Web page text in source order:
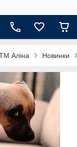
Аліна Новинки